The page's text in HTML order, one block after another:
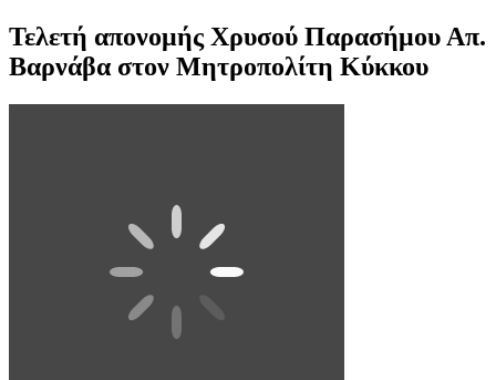
Τελετή απονομής Χρυσού Παρασήμου Απ.
Βαρνάβα στον Μητροπολίτη Κύκκου